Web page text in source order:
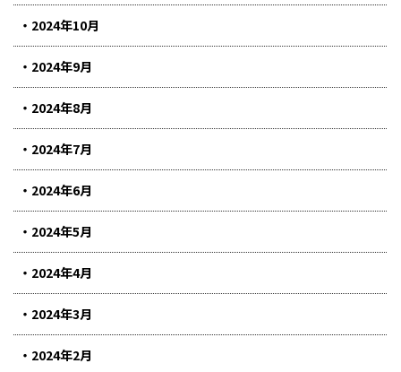
2024年10月
2024年9月
2024年8月
2024年7月
2024年6月
2024年5月
2024年4月
2024年3月
2024年2月